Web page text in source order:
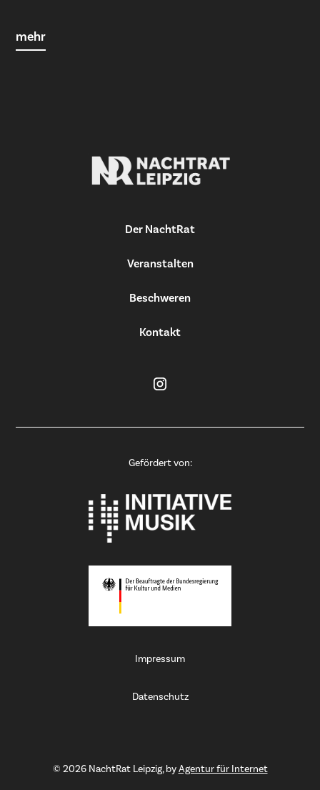
mehr
Der NachtRat
Veranstalten
Beschweren
Kontakt
Gefördert von:
Impressum
Datenschutz
© 2026NachtRat Leipzig, byAgentur für Internet